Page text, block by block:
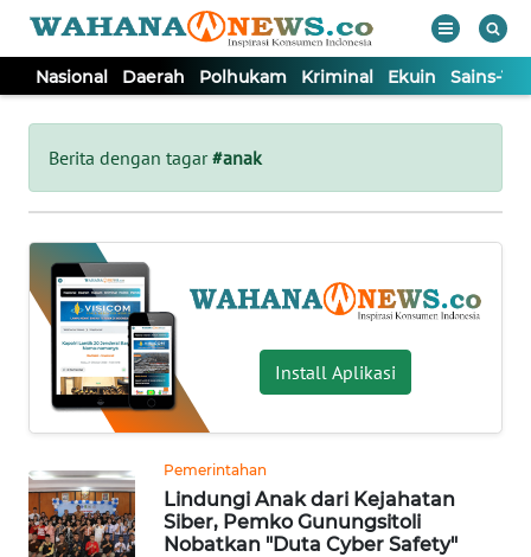
Nasional Daerah Polhukam Kriminal Ekuin Sains-
Berita dengan tagar#anak
Install Aplikasi
Pemerintahan
Lindungi Anak dari Kejahatan
Siber, Pemko Gunungsitoli
Nobatkan "Duta Cyber Safety"
Tutup
NASIONAL
DAERAH
POLHUKAM
KRIMINAL
EKUIN
SAINS-TEKNO